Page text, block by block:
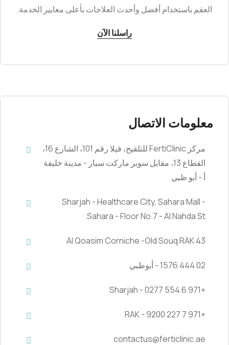
العقم باستخدام أفضل وأحدث العلاجات بأعلى معايير الخدمة.
راسلنا الآن
معلومات الاتصال
مركز FertiClinic للتلقيح، فيلا رقم 101، الشارع 16،
القطاع 13، مقابل سوبر ماركت سبار - مدينة خليفة
أ - أبو ظبي
Sharjah - Healthcare City, Sahara Mall -
Sahara - Floor No.7 - Al Nahda St.
43 Al Qoasim Corniche -Old Souq RAK
02 444 1576 - أبوظبي
+971 6 554 0277 - Sharjah
+971 7 227 9200 - RAK
contactus@ferticlinic.ae